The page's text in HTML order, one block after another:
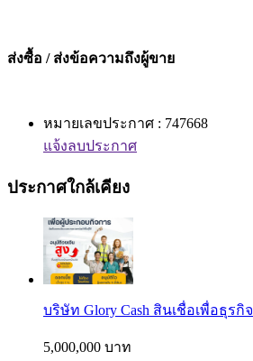
ส่งซื้อ / ส่งข้อความถึงผู้ขาย
หมายเลขประกาศ : 747668
แจ้งลบประกาศ
ประกาศใกล้เคียง
บริษัท Glory Cash สินเชื่อเพื่อธุรกิจ
5,000,000 บาท